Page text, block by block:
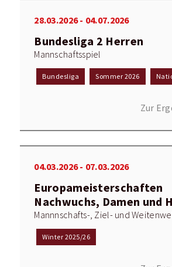
28.03.2026 - 04.07.2026
Bundesliga 2 Herren
Mannschaftsspiel
Bundesliga Sommer 2026
Zur
04.03.2026 - 07.03.2026
Europameisterschaften
Nachwuchs, Damen und
Mannnschafts-, Ziel- und
Winter 2025/26